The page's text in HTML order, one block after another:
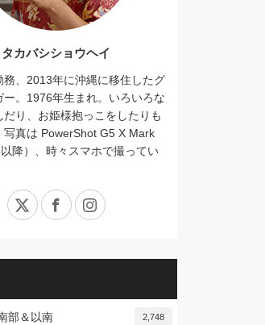
タカバシショウヘイ
務、2013年に沖縄に移住したグ
ー。1976年生まれ。いろいろな
だり、お姫様抱っこをしたりも
写真は PowerShot G5 X Mark
降）、時々スマホで撮ってい
X FacebookInstagram
部＆以南 2,748